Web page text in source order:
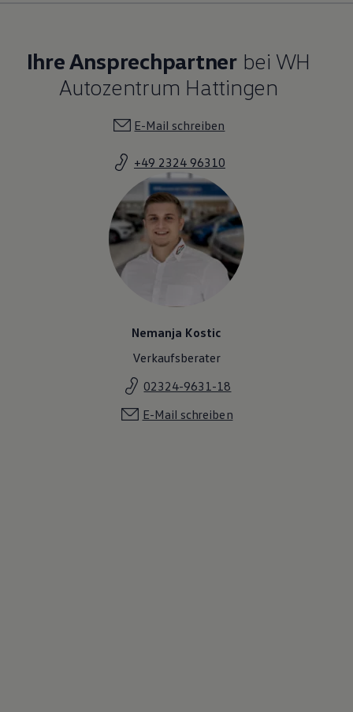
Ihre Ansprechpartnerbei WH
Autozentrum Hattingen
E-Mail schreiben
+49 2324 96310
Nemanja Kostic
Verkaufsberater
02324-9631-18
E-Mail schreiben